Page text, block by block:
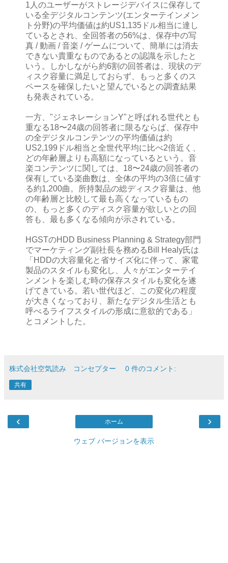
1人のユーザーがストレージデバイスに保存して
いる全デジタルコンテンツ(エンターテインメン
ト分野)の平均価値は約US1,135ドル相当に達し
ているとされ、全回答者の56%は、保存中の写
真 / 動画 / 音楽 / ゲームについて、簡単には消去
できない貴重なものであるとの認識を示したと
いう。しかしながら約6割の回答者は、現状のデ
ィスク容量に満足しておらず、もっと多くのス
ペースを確保したいと望んでいるとの調査結果
も発表されている。
一方、"ジェネレーションY"と呼ばれる世代とも
重なる18〜24歳の回答者に限るならば、保存中
の全デジタルコンテンツの平均価値は約
US2,199ドル相当と全世代平均に比べ2倍近く、
どの年齢層よりも高額になっているという。音
楽コンテンツに関しては、18〜24歳の回答者の
保有している楽曲数は、全体の平均の3倍に値す
る約1,200曲。所持製品の総ディスク容量は、他
の年齢層と比較して最も高くなっているもの
の、もっと多くのディスク容量が欲しいとの回
答も、最も多くなる傾向が示されている。
HGSTのHDD Business Planning & Strategy部門
でマーケティング副社長を務めるBill Healy氏は
「HDDの大容量化と省サイズ化に伴って、家電
製品のスタイルも変化し、人々がエンターテイ
ンメントを楽しむ時の保存スタイルも変化を遂
げてきている。若い世代ほど、この変化の程度
が大きくなっており、新たなデジタル生活とも
呼べるライフスタイルの形成に意欲的である」
とコメントした。
株式会社空気読み コンセプター 0 件のコメント:
共有
‹ ›
ホーム
ウェブ バージョンを表示